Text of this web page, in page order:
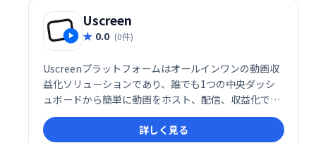
Uscreen
0.0 (0件)
Uscreenプラットフォームはオールインワンの動画収
益化ソリューションであり、誰でも1つの中央ダッシ
ュボードから簡単に動画をホスト、配信、収益化でき
ます。
詳しく見る